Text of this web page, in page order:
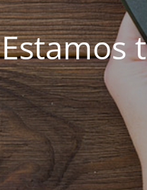
Estamos